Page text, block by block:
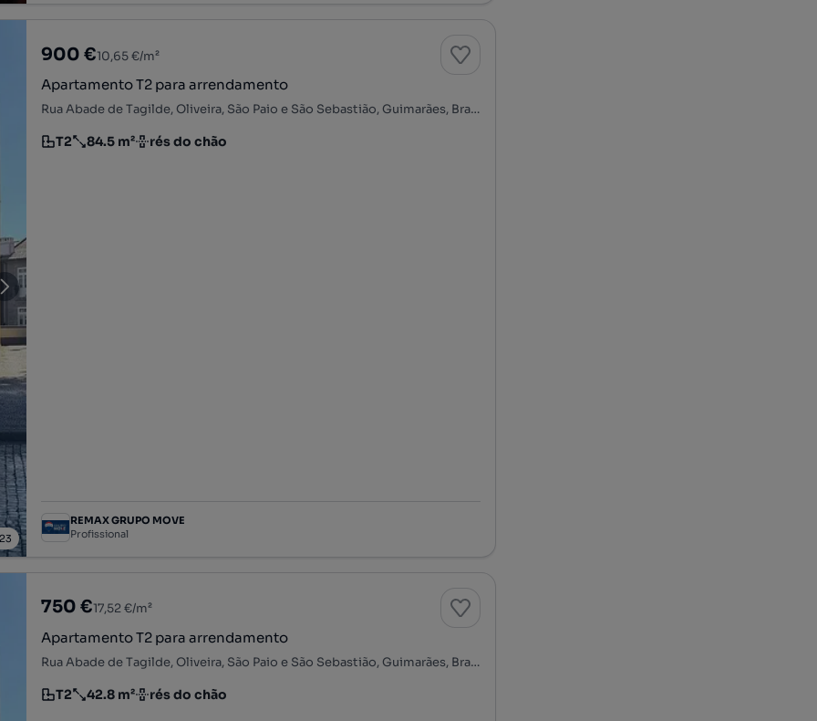
23
900 €10,65 €/m²
Apartamento T2 para arrendamento
Rua Abade de Tagilde, Oliveira, São Paio e São Sebastião, Guimarães, Braga
Tipologia
T2
Preço por metro quadrado
84.5 m²
Andar rés do chão
REMAX GRUPO MOVE
Profissional
750 €17,52 €/m²
Apartamento T2 para arrendamento
Rua Abade de Tagilde, Oliveira, São Paio e São Sebastião, Guimarães, Braga
Tipologia
T2
Preço por metro quadrado
42.8 m²
Andar rés do chão